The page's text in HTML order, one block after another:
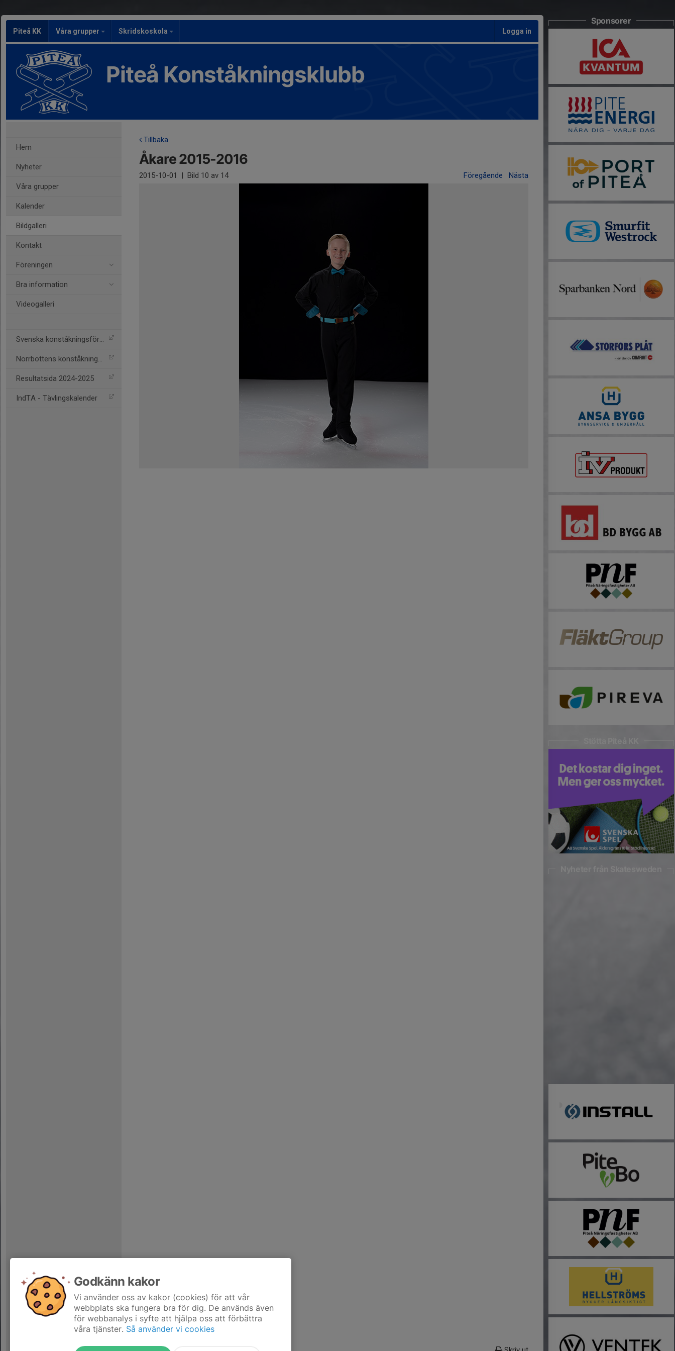
Piteå KK Våra grupper Skridskoskola Logga in
Piteå Konståkningsklubb
Hem
Nyheter
Våra grupper
Kalender
Bildgalleri
Kontakt
Föreningen
Bra information
Videogalleri
Svenska konståkningsförb.
Norrbottens konståkningsf
Resultatsida 2024-2025
IndTA - Tävlingskalender
Tillbaka
Åkare 2015-2016
2015-10-01 | Bild 10 av 14 Föregående Nästa
Sponsorer
Godkänn kakor
Vi använder oss av kakor (cookies) för att vår
webbplats ska fungera bra för dig. De används även
för webbanalys i syfte att hjälpa oss att förbättra
våra tjänster. Så använder vi cookies